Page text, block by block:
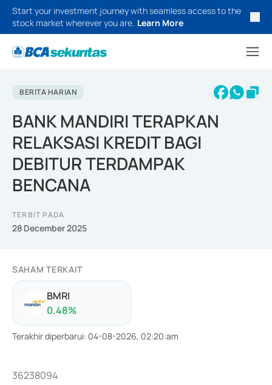
Start your investment journey with seamless access to the
stock market wherever you are. Learn More
BERITA HARIAN
BANK MANDIRI TERAPKAN
RELAKSASI KREDIT BAGI
DEBITUR TERDAMPAK
BENCANA
TERBIT PADA
28 December 2025
SAHAM TERKAIT
BMRI
0.48%
Terakhir diperbarui: 04-08-2026, 02:20:am
36238094